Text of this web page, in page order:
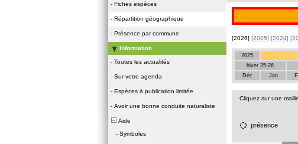
- Fiches espèces
- Répartition géographique
- Présence par commune
Information
- Toutes les actualités
- Sur votre agenda
- Espèces à publication limitée
- Avoir une bonne conduite naturaliste
Aide
- Symboles
[2026] [2025] [2024]
2025
hiver 25-26
Déc
Jan
Cliquez sur une
présence